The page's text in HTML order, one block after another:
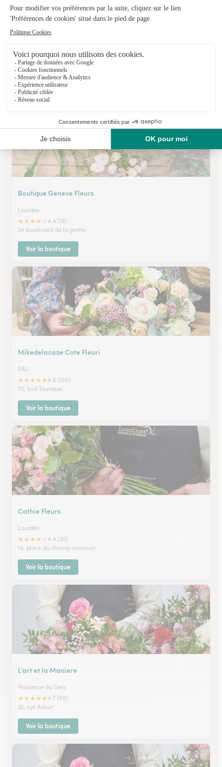
Reflets D’iris
Nay Bourdettes
★★★★★4.7 (33)
4, rue du Maréchal Foch
Voir la boutique
Boutique Geneve Fleurs
Lourdes
★★★★
4.4 (19)
34 boulevard de la grotte
Voir la boutique
Mikedelacaze Cote Fleuri
PAU
★★★★★4.6 (156)
70, bvd Tourasse
Voir la boutique
Cathie Fleurs
Lourdes
★★★★
4.4 (30)
14, place du champ commun
Voir la boutique
L’art et la Maniere
Plaisance du Gers
★★★★★4.7 (59)
32, rue Adour
Voir la boutique